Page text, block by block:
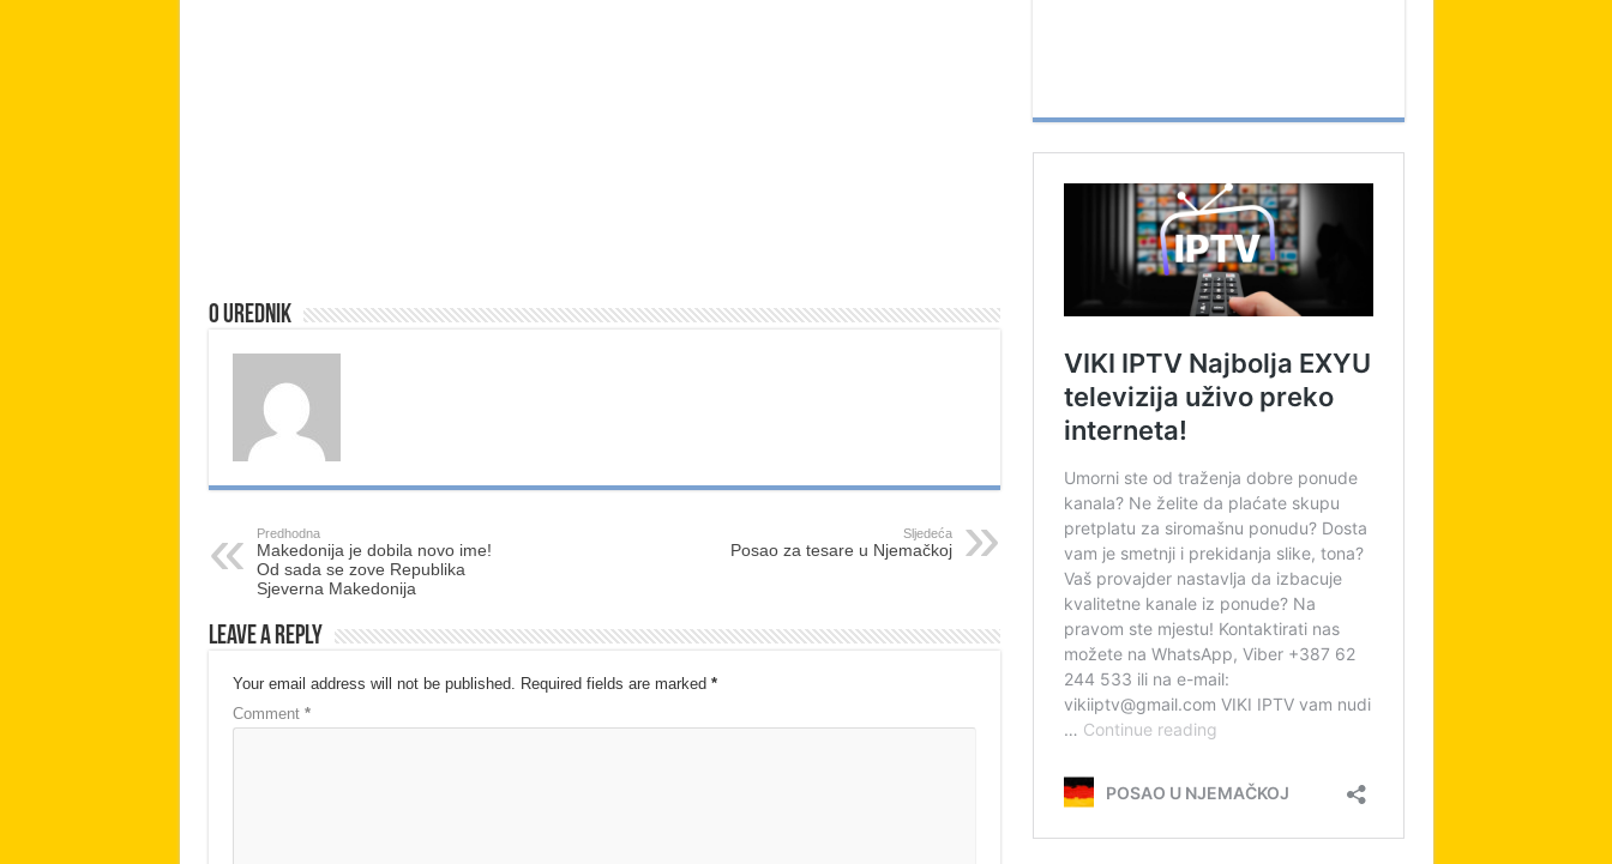
O urednik
Predhodna
Makedonija je dobila novo ime!
Od sada se zove Republika
Sjeverna Makedonija
Sljedeća
Posao za tesare u Njemačkoj
Leave a Reply
Your email address will not be published. Required fields are marked *
Comment *